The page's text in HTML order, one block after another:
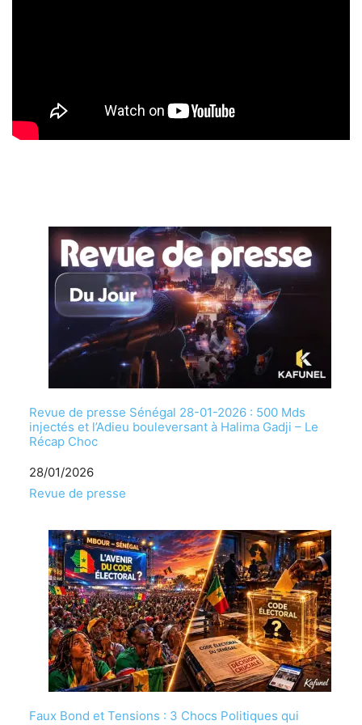
Revue de presse Sénégal 28-01-2026 : 500 Mds
injectés et l’Adieu bouleversant à Halima Gadji – Le
Récap Choc
Date
28/01/2026
Par rapport à
Revue de presse
Faux Bond et Tensions : 3 Chocs Politiques qui